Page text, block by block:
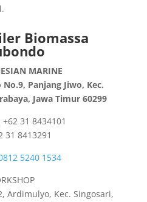
Biomassa
MARINE
No.9, Panjang Jiwo, Kec.
Jawa Timur 60299
31 8434101
31 8413291
5240 1534
Ardimulyo, Kec. Singosari,